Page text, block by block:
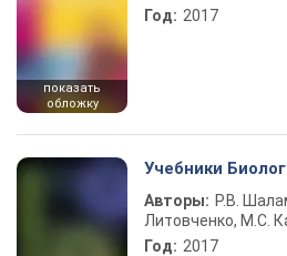
показать
обложку
Год: 2017
Учебники
Авторы: Р.В.
Литовченко, М.С.
Год: 2017